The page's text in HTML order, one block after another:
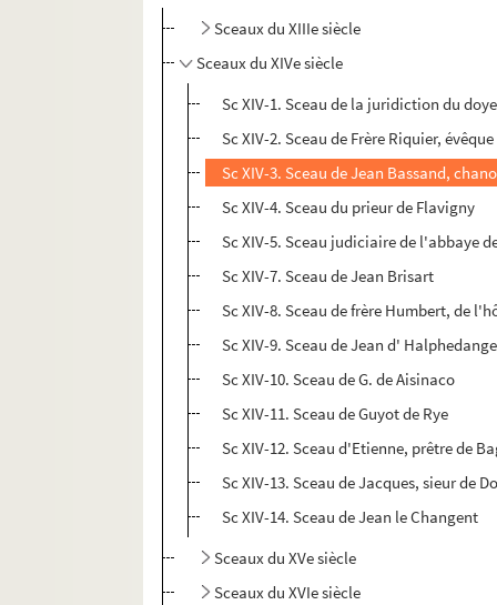
Sceaux du XIIIe siècle
Sceaux du XIVe siècle
Sc XIV-1. Sceau de la juridiction du
Sc XIV-2. Sceau de Frère Riquier,
Sc XIV-3. Sceau de Jean Bassand,
Sc XIV-4. Sceau du prieur de Flavigny
Sc XIV-5. Sceau judiciaire de l'abbaye
Sc XIV-7. Sceau de Jean Brisart
Sc XIV-8. Sceau de frère Humbert, de
Sc XIV-9. Sceau de Jean d'
Sc XIV-10. Sceau de G. de Aisinaco
Sc XIV-11. Sceau de Guyot de Rye
Sc XIV-12. Sceau d'Etienne, prêtre de
Sc XIV-13. Sceau de Jacques, sieur de
Sc XIV-14. Sceau de Jean le Changent
Sceaux du XVe siècle
Sceaux du XVIe siècle